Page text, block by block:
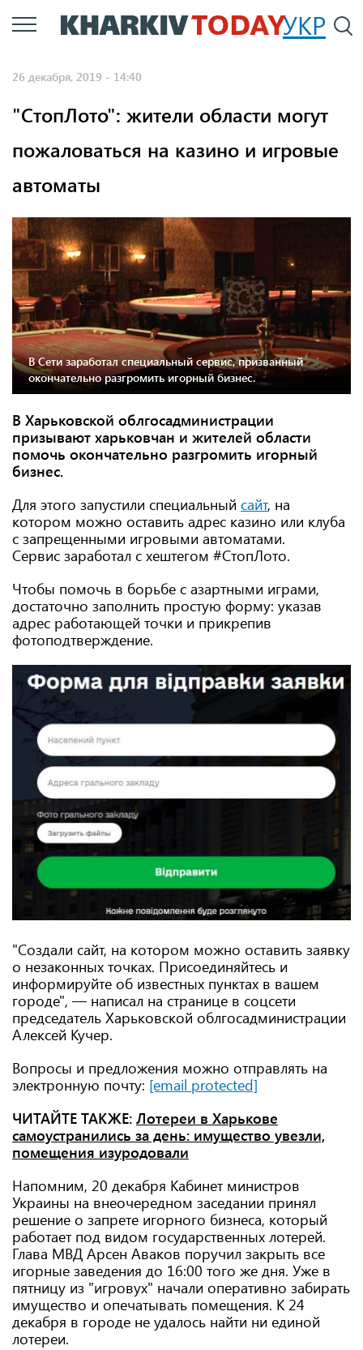
Перейти
к
УКР
26 декабря, 2019 - 14:40
"СтопЛото": жители области могут
пожаловаться на казино и игровые
автоматы
В Сети заработал специальный сервис, призванный
окончательно разгромить игорный бизнес.
В Харьковской облгосадминистрации
призывают харьковчан и жителей области
помочь окончательно разгромить игорный
бизнес.
Для этого запустили специальный сайт, на
котором можно оставить адрес казино или клуба
с запрещенными игровыми автоматами.
Сервис заработал с хештегом #СтопЛото.
Чтобы помочь в борьбе с азартными играми,
достаточно заполнить простую форму: указав
адрес работающей точки и прикрепив
фотоподтверждение.
"Создали сайт, на котором можно оставить заявку
о незаконных точках. Присоединяйтесь и
информируйте об известных пунктах в вашем
городе", — написал на странице в соцсети
председатель Харьковской облгосадминистрации
Алексей Кучер.
Вопросы и предложения можно отправлять на
электронную почту: [email protected]
ЧИТАЙТЕ ТАКЖЕ: Лотереи в Харькове
самоустранились за день: имущество увезли,
помещения изуродовали
Напомним, 20 декабря Кабинет министров
Украины на внеочередном заседании принял
решение о запрете игорного бизнеса, который
работает под видом государственных лотерей.
Глава МВД Арсен Аваков поручил закрыть все
игорные заведения до 16:00 того же дня. Уже в
пятницу из "игровух" начали оперативно забирать
имущество и опечатывать помещения. К 24
декабря в городе не удалось найти ни единой
лотереи.